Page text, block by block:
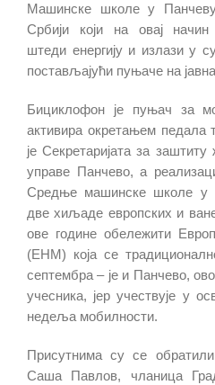
Машинске школе у
Србији који на овај
штеди енергију и излази у
постављајући пуњаче на
Бициклофон је пуњач за
активира окретањем педала
је Секретаријата за
управе Панчево, а
Средње машинске школе у
две хиљаде европских и
ове године обележити
(ЕНМ) која се
септембра – је и Панчево,
учесника, јер учествује у
недеља мобилности.
Присутнима су се
Саша Павлов, чланица